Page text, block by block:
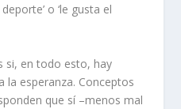
o ‘le gusta el
si, en todo esto, hay
la esperanza. Conceptos
que sí –menos mal